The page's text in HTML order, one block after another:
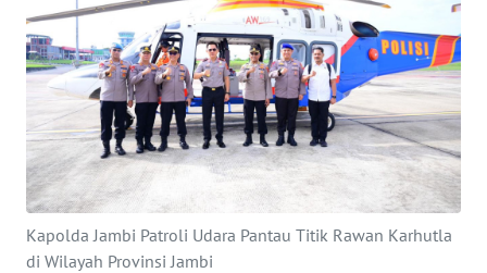
Kapolda Jambi Patroli Udara Pantau Titik Rawan Karhutla
di Wilayah Provinsi Jambi
OPINI
PERISTIWA
Informasi
INDEKS
BERITA
KONTAK